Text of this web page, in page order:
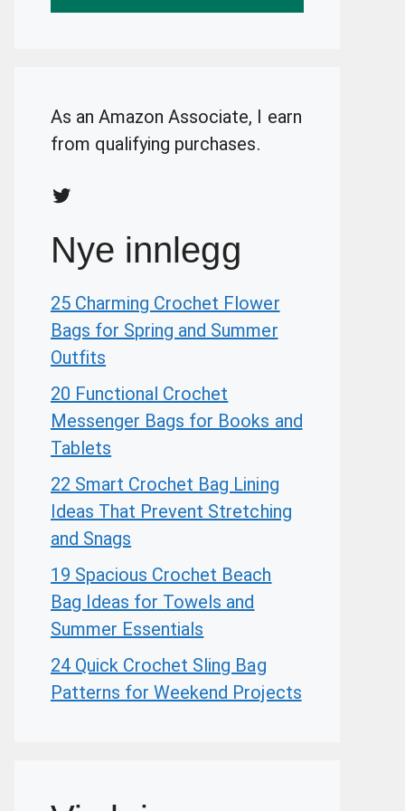
As an Amazon Associate, I earn
from qualifying purchases.
Twitter
Nye innlegg
25 Charming Crochet Flower
Bags for Spring and Summer
Outfits
20 Functional Crochet
Messenger Bags for Books and
Tablets
22 Smart Crochet Bag Lining
Ideas That Prevent Stretching
and Snags
19 Spacious Crochet Beach
Bag Ideas for Towels and
Summer Essentials
24 Quick Crochet Sling Bag
Patterns for Weekend Projects